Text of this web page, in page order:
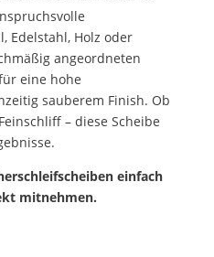
Edelstahl, Holz oder
angeordneten
eine hohe
sauberem Finish. Ob
– diese Scheibe
einfach
mitnehmen.